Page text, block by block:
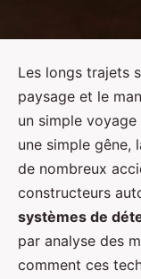
Les longs trajets
paysage et le
un simple
une simple gêne,
de nombreux
constructeurs
systèmes de
par analyse des
comment ces